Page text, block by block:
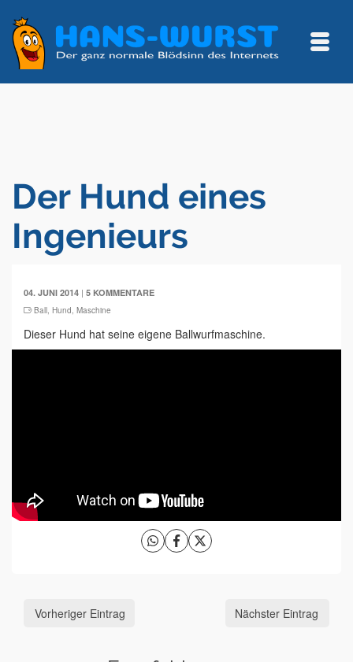
Der Hund eines
Ingenieurs
04. JUNI 2014 | 5 KOMMENTARE
Ball, Hund, Maschine
Dieser Hund hat seine eigene Ballwurfmaschine.
Vorheriger Eintrag Nächster Eintrag